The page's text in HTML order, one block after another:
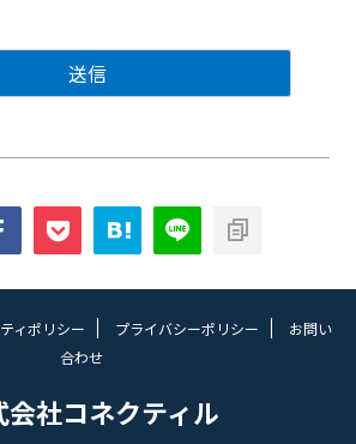
ィポリシー プライバシーポリシー
お問い
合わせ
会社コネクティル